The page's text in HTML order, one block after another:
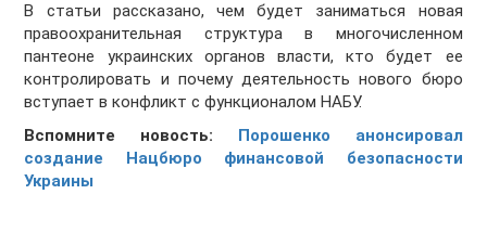
В статьи рассказано, чем будет заниматься новая
правоохранительная структура в многочисленном
пантеоне украинских органов власти, кто будет ее
контролировать и почему деятельность нового бюро
вступает в конфликт с функционалом НАБУ.
Вспомните новость: Порошенко анонсировал
создание Нацбюро финансовой безопасности
Украины